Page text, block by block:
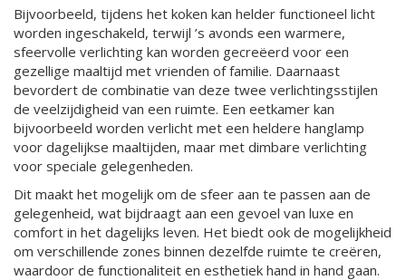
Bijvoorbeeld, tijdens het koken kan helder functioneel licht
worden ingeschakeld, terwijl ’s avonds een warmere,
sfeervolle verlichting kan worden gecreëerd voor een
gezellige maaltijd met vrienden of familie. Daarnaast
bevordert de combinatie van deze twee verlichtingsstijlen
de veelzijdigheid van een ruimte. Een eetkamer kan
bijvoorbeeld worden verlicht met een heldere hanglamp
voor dagelijkse maaltijden, maar met dimbare verlichting
voor speciale gelegenheden.
Dit maakt het mogelijk om de sfeer aan te passen aan de
gelegenheid, wat bijdraagt aan een gevoel van luxe en
comfort in het dagelijks leven. Het biedt ook de mogelijkheid
om verschillende zones binnen dezelfde ruimte te creëren,
waardoor de functionaliteit en esthetiek hand in hand gaan.